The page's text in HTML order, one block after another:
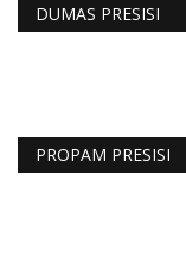
DUMAS PRESISI
PROPAM PRESISI